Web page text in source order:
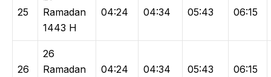
25
Ramadan
1443 H
04:24 04:34 05:43 06:15
26
26
Ramadan
04:24 04:34 05:43 06:15